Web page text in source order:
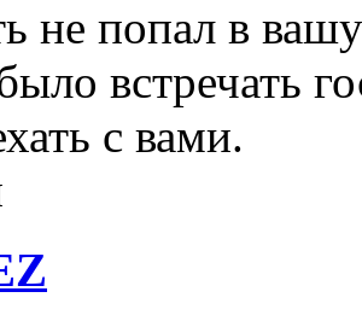
не попал в
встречать
с вами.